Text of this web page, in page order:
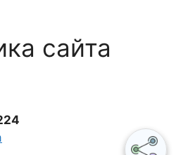
сайта